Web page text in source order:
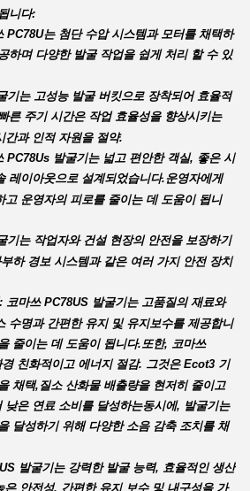
니다:
PC78U는 첨단 수압 시스템과 모터를 채택하
하며 다양한 발굴 작업을 쉽게 처리 할 수 있
기는 고성능 발굴 버킷으로 장착되어 효율적
른 주기 시간은 작업 효율성을 향상시키는
간과 인적 자원을 절약.
PC78Us 발굴기는 넓고 편안한 객실, 좋은 시
레이아웃으로 설계되었습니다.운영자에게
고 운영자의 피로를 줄이는 데 도움이 됩니
기는 작업자와 건설 현장의 안전을 보장하기
하 경보 시스템과 같은 여러 가지 안전 장치
마쓰 PC78US 발굴기는 고품질의 재료와
수명과 간편한 유지 및 유지보수를 제공합니
줄이는 데 도움이 됩니다.또한, 코마쓰
친화적이고 에너지 절감. 그것은 Ecot3 기
채택,질소 산화물 배출량을 현저히 줄이고
낮은 연료 소비를 달성하는동시에, 발굴기는
달성하기 위해 다양한 소음 감축 조치를 채
발굴기는 강력한 발굴 능력, 효율적인 생산
은 안전성, 간편한 유지 보수 및 내구성을 가